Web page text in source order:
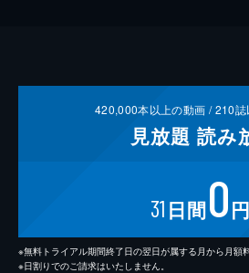
420,000本以上の動画 /210誌
見放題 読み
31 日間0円
※無料トライアル期間終了日の翌日が属する月から月額
※日割りでのご請求はいたしません。